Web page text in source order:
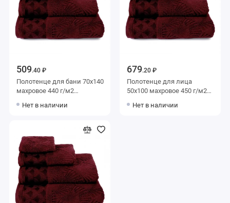
509.40 ₽
Полотенце для бани 70х140
махровое 440 г/м2
мануфактура Racconto
Нет в наличии
679.20 ₽
Полотенце для лица
50х100 махровое 450 г/м2
мануфактура
Нет в наличии